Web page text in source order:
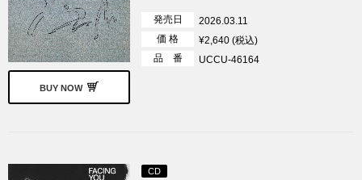
BUY NOW
発売日
2026.03.11
価 格
¥2,640 (税込)
品 番
UCCU-46164
CD